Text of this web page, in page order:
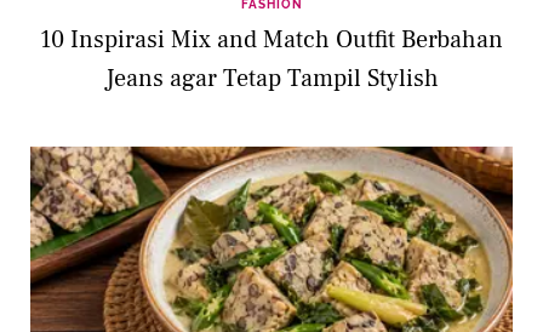
FASHION
10 Inspirasi Mix and Match Outfit Berbahan
Jeans agar Tetap Tampil Stylish